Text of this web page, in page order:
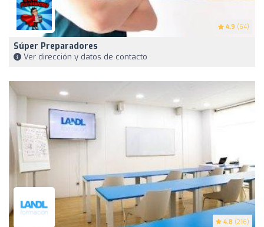
4.9 (64)
Súper Preparadores
Ver dirección y datos de contacto
4.8 (216)